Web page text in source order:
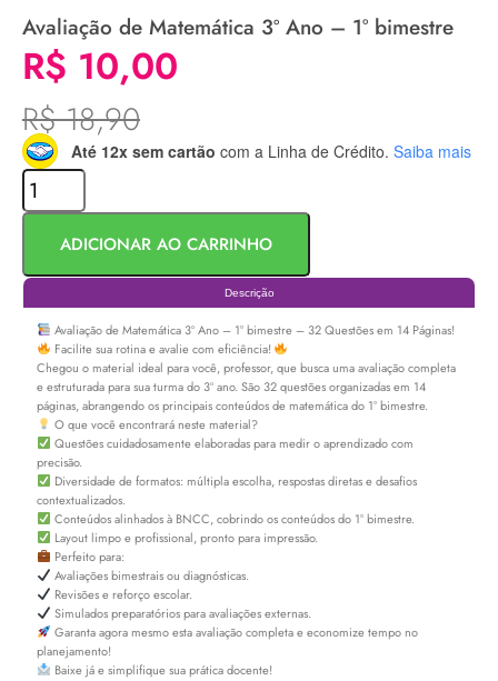
Avaliação de Matemática 3º Ano – 1° bimestre
R$ 10,00
R$18,90
Até 12x sem cartão com a Linha de Crédito. Saiba mais
ADICIONAR AO CARRINHO
Descrição
Avaliação de Matemática 3º Ano – 1° bimestre – 32 Questões em 14 Páginas!
Facilite sua rotina e avalie com eficiência!
Chegou o material ideal para você, professor, que busca uma avaliação completa
e estruturada para sua turma do 3º ano. São 32 questões organizadas em 14
páginas, abrangendo os principais conteúdos de matemática do 1° bimestre.
O que você encontrará neste material?
Questões cuidadosamente elaboradas para medir o aprendizado com
precisão.
Diversidade de formatos: múltipla escolha, respostas diretas e desafios
contextualizados.
Conteúdos alinhados à BNCC, cobrindo os conteúdos do 1° bimestre.
Layout limpo e profissional, pronto para impressão.
Perfeito para:
Avaliações bimestrais ou diagnósticas.
Revisões e reforço escolar.
Simulados preparatórios para avaliações externas.
Garanta agora mesmo esta avaliação completa e economize tempo no
planejamento!
Baixe já e simplifique sua prática docente!